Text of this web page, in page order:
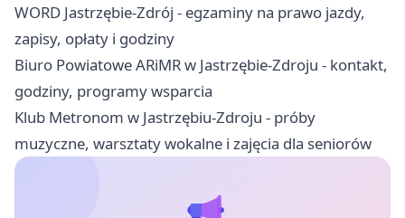
WORD Jastrzębie-Zdrój - egzaminy na prawo jazdy,
zapisy, opłaty i godziny
Biuro Powiatowe ARiMR w Jastrzębie-Zdroju - kontakt,
godziny, programy wsparcia
Klub Metronom w Jastrzębiu-Zdroju - próby
muzyczne, warsztaty wokalne i zajęcia dla seniorów